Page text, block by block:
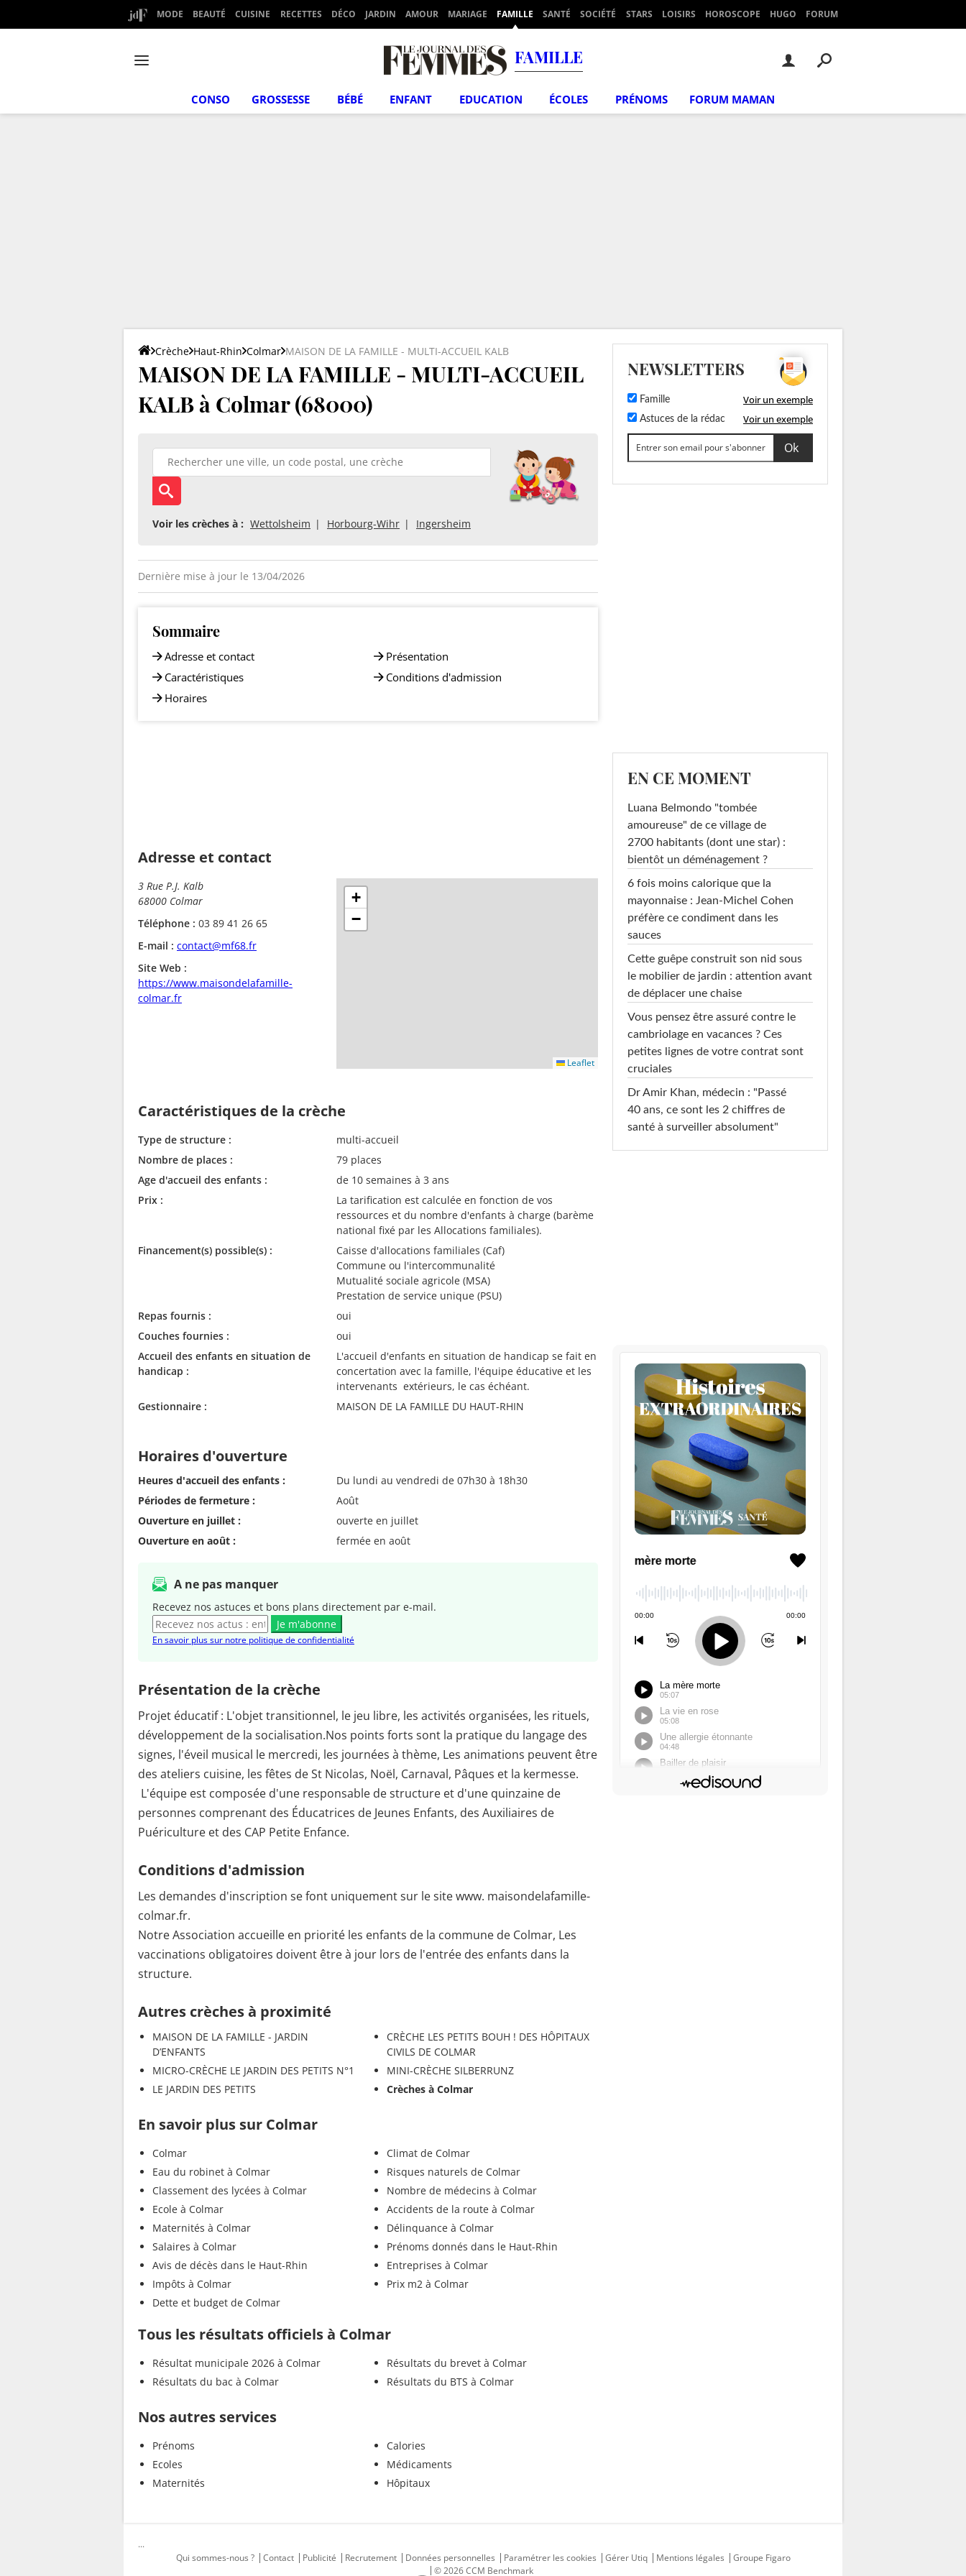
MODE BEAUTÉ CUISINE RECETTES DÉCO JARDIN AMOUR MARIAGE FAMILLE SANTÉ SOCIÉTÉ STARS LOISIRS HOROSCOPE HUGO FORUM
FAMILLE
CONSO GROSSESSE BÉBÉ ENFANT EDUCATION ÉCOLES PRÉNOMS FORUM MAMAN
Crèche Haut-Rhin Colmar MAISON DE LA FAMILLE - MULTI-ACCUEIL KALB
MAISON DE LA FAMILLE - MULTI-ACCUEIL
KALB à Colmar (68000)
Voir les crèches à : Wettolsheim Horbourg-Wihr Ingersheim
Dernière mise à jour le 13/04/2026
Sommaire
Adresse et contact
Caractéristiques
Horaires
Présentation
Conditions d'admission
Adresse et contact
3 Rue P.J. Kalb
68000 Colmar
Téléphone : 03 89 41 26 65
E-mail : contact@mf68.fr
Site Web :
https://www.maisondelafamille-
colmar.fr
+
−
Leaflet
Caractéristiques de la crèche
Type de structure :
multi-accueil
Nombre de places :
79 places
Age d'accueil des enfants :
de 10 semaines à 3 ans
Prix :
La tarification est calculée en fonction de vos
ressources et du nombre d'enfants à charge (barème
national fixé par les Allocations familiales).
Financement(s) possible(s) :
Caisse d'allocations familiales (Caf)
Commune ou l'intercommunalité
Mutualité sociale agricole (MSA)
Prestation de service unique (PSU)
Repas fournis :
oui
Couches fournies :
oui
Accueil des enfants en situation de
handicap :
L'accueil d'enfants en situation de handicap se fait en
concertation avec la famille, l'équipe éducative et les
intervenants extérieurs, le cas échéant.
Gestionnaire :
MAISON DE LA FAMILLE DU HAUT-RHIN
Horaires d'ouverture
Heures d'accueil des enfants :
Du lundi au vendredi de 07h30 à 18h30
Périodes de fermeture :
Août
Ouverture en juillet :
ouverte en juillet
Ouverture en août :
fermée en août
A ne pas manquer
Recevez nos astuces et bons plans directement par e-mail.
Je m'abonne
En savoir plus sur notre politique de confidentialité
Présentation de la crèche
Projet éducatif : L'objet transitionnel, le jeu libre, les activités organisées, les rituels,
développement de la socialisation.Nos points forts sont la pratique du langage des
signes, l'éveil musical le mercredi, les journées à thème, Les animations peuvent être
des ateliers cuisine, les fêtes de St Nicolas, Noël, Carnaval, Pâques et la kermesse.
L'équipe est composée d'une responsable de structure et d'une quinzaine de
personnes comprenant des Éducatrices de Jeunes Enfants, des Auxiliaires de
Puériculture et des CAP Petite Enfance.
Conditions d'admission
Les demandes d'inscription se font uniquement sur le site www. maisondelafamille-
colmar.fr.
Notre Association accueille en priorité les enfants de la commune de Colmar, Les
vaccinations obligatoires doivent être à jour lors de l'entrée des enfants dans la
structure.
Autres crèches à proximité
MAISON DE LA FAMILLE - JARDIN
D’ENFANTS
MICRO-CRÈCHE LE JARDIN DES PETITS N°1
LE JARDIN DES PETITS
CRÈCHE LES PETITS BOUH ! DES HÔPITAUX
CIVILS DE COLMAR
MINI-CRÈCHE SILBERRUNZ
Crèches à Colmar
En savoir plus sur Colmar
Colmar
Eau du robinet à Colmar
Classement des lycées à Colmar
Ecole à Colmar
Maternités à Colmar
Salaires à Colmar
Avis de décès dans le Haut-Rhin
Impôts à Colmar
Dette et budget de Colmar
Climat de Colmar
Risques naturels de Colmar
Nombre de médecins à Colmar
Accidents de la route à Colmar
Délinquance à Colmar
Prénoms donnés dans le Haut-Rhin
Entreprises à Colmar
Prix m2 à Colmar
Tous les résultats officiels à Colmar
Résultat municipale 2026 à Colmar
Résultats du bac à Colmar
Résultats du brevet à Colmar
Résultats du BTS à Colmar
Nos autres services
Prénoms
Ecoles
Maternités
Calories
Médicaments
Hôpitaux
NEWSLETTERS
Famille Voir un exemple
Astuces de la rédac Voir un exemple
EN CE MOMENT
Luana Belmondo "tombée
amoureuse" de ce village de
2700 habitants (dont une star) :
bientôt un déménagement ?
6 fois moins calorique que la
mayonnaise : Jean-Michel Cohen
préfère ce condiment dans les
sauces
Cette guêpe construit son nid sous
le mobilier de jardin : attention avant
de déplacer une chaise
Vous pensez être assuré contre le
cambriolage en vacances ? Ces
petites lignes de votre contrat sont
cruciales
Dr Amir Khan, médecin : "Passé
40 ans, ce sont les 2 chiffres de
santé à surveiller absolument"
...
Qui sommes-nous ?
Contact Publicité Recrutement Données personnelles Paramétrer les cookies Gérer Utiq Mentions légales
Groupe Figaro
© 2026 CCM Benchmark